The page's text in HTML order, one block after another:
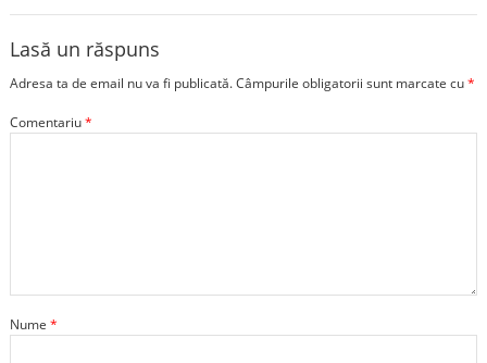
Lasă un răspuns
Adresa ta de email nu va fi publicată.Câmpurile obligatorii sunt marcate cu*
Comentariu*
Nume *